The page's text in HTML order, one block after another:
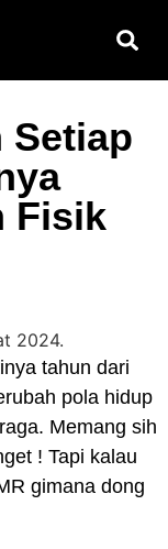
Setiap
Fisik
tahun dari
pola hidup
Memang sih
! Tapi kalau
gimana dong